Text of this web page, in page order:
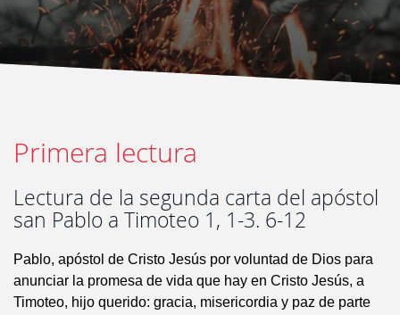
Primera lectura
Lectura de la segunda carta del apóstol
san Pablo a Timoteo 1, 1-3. 6-12
Pablo, apóstol de Cristo Jesús por voluntad de Dios para
anunciar la promesa de vida que hay en Cristo Jesús, a
Timoteo, hijo querido: gracia, misericordia y paz de parte